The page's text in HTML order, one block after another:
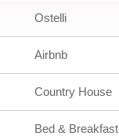
Ostelli
Airbnb
Country House
Bed & Breakfast